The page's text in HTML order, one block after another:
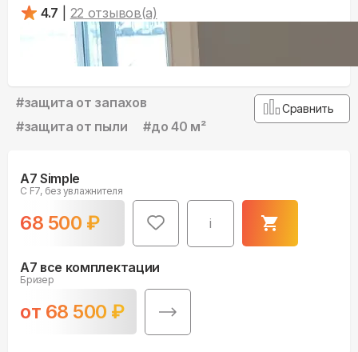
4.7
22 отзывов(а)
#защита от запахов
#защита от пыли #до 40 м²
Сравнить
A7 Simple
С F7, без увлажнителя
68 500 ₽ i
A7 все комплектации
Бризер
от 68 500 ₽